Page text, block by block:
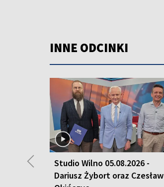
INNE ODCINKI
Studio Wilno 05.08.2026 -
Dariusz Żybort oraz Czesław
◀